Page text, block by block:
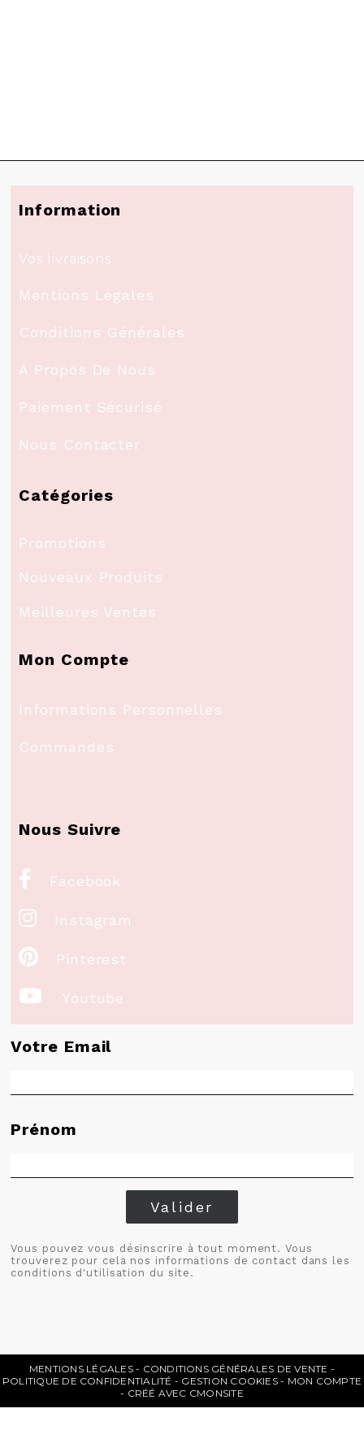
Information
Vos livraisons
Mentions Légales
Conditions Générales
A Propos De Nous
Paiement Sécurisé
Nous Contacter
Catégories
Promotions
Nouveaux Produits
Meilleures Ventes
Mon Compte
Informations Personnelles
Commandes
Nous Suivre
 Facebook
 Instagram
 Pinterest
 Youtube
Votre Email
Prénom
Valider
Vous pouvez vous désinscrire à tout moment. Vous
trouverez pour cela nos informations de contact dans les
conditions d'utilisation du site.
MENTIONS LÉGALES
CONDITIONS GÉNÉRALES DE VENTE
POLITIQUE DE CONFIDENTIALITÉ
GESTION COOKIES
MON COMPTE
CRÉÉ AVEC CMONSITE